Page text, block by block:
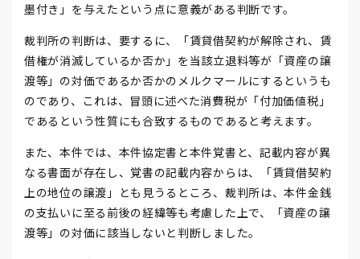
墨付き」を与えたという点に意義がある判断です。
裁判所の判断は、要するに、「賃貸借契約が解除され、賃
借権が消滅しているか否か」を当該立退料等が「資産の譲
渡等」の対価であるか否かのメルクマールにするというも
のであり、これは、冒頭に述べた消費税が「付加価値税」
であるという性質にも合致するものであると考えます。
また、本件では、本件協定書と本件覚書と、記載内容が異
なる書面が存在し、覚書の記載内容からは、「賃貸借契約
上の地位の譲渡」とも見うるところ、裁判所は、本件金銭
の支払いに至る前後の経緯等も考慮した上で、「資産の譲
渡等」の対価に該当しないと判断しました。